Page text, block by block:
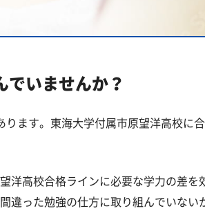
いませんか？
ます。東海大学付属市原望洋高校に
洋高校合格ラインに必要な学力の差を
違った勉強の仕方に取り組んでいない